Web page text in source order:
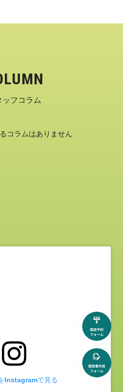
ッフコラム
コラムはありません
Instagramで見る